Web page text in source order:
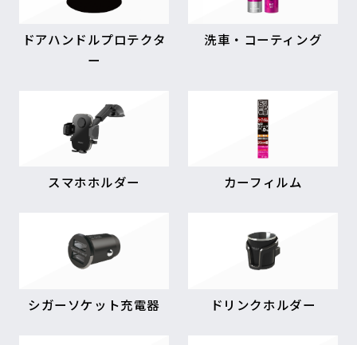
ドアハンドルプロテクタ
ー
洗車・コーティング
スマホホルダー カーフィルム
シガーソケット充電器 ドリンクホルダー